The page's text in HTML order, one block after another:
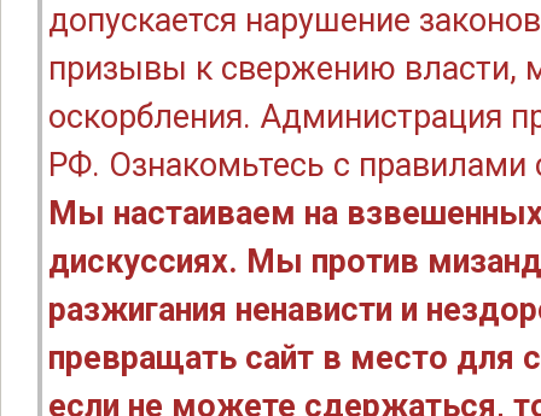
допускается нарушение
призывы к свержению власти,
оскорбления. Администрация
РФ. Ознакомьтесь с правилами
Мы настаиваем на
дискуссиях. Мы против
разжигания ненависти и
превращать сайт в место для
если не можете сдержаться,